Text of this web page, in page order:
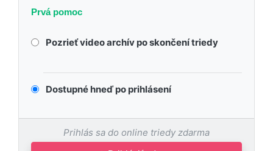
Prvá pomoc
Pozrieť video archív po skončení triedy
Dostupné hneď po prihlásení
Prihlás sa do online triedy zdarma